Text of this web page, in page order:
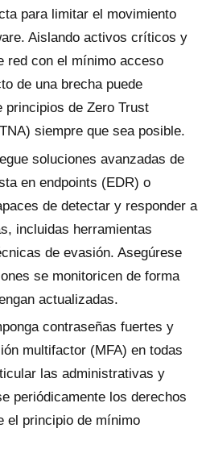
para limitar el movimiento
Aislando activos críticos y
red con el mínimo acceso
de una brecha puede
principios de Zero Trust
siempre que sea posible.
soluciones avanzadas de
en endpoints (EDR) o
de detectar y responder a
incluidas herramientas
de evasión. Asegúrese
se monitoricen de forma
actualizadas.
contraseñas fuertes y
multifactor (MFA) en todas
las administrativas y
periódicamente los derechos
el principio de mínimo